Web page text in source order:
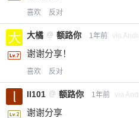
喜欢 反对
大橘 @ 额路你 1年前 via
谢谢分享！
喜欢 反对
ll101 @ 额路你 1年前 via
谢谢分享